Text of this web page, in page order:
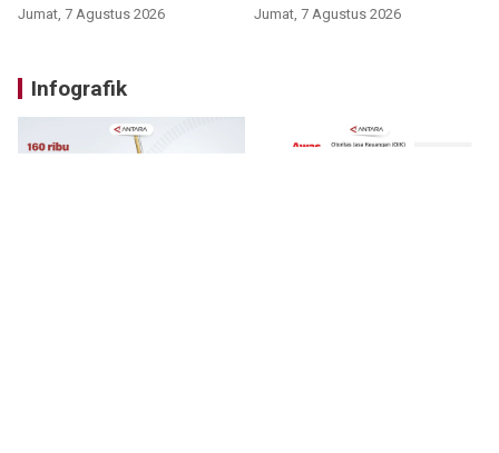
Jumat, 7 Agustus 2026 Jumat, 7 Agustus 2026
Infografik